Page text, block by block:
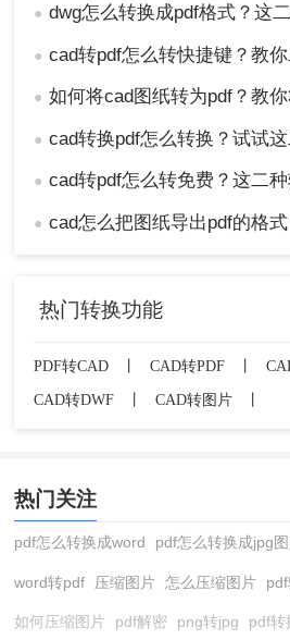
● dwg怎么转换成pdf格式？这
● cad转pdf怎么转快捷键？教你二种
● 如何将cad图纸转为pdf？教你
● cad转换pdf怎么转换？试试这
● cad转pdf怎么转免费？这二种转
● cad怎么把图纸导出pdf的格式？选择
热门转换功能
PDF转CAD 丨 CAD转PDF 丨
CAD转DWF
丨 CAD转图片 丨
热门关注
pdf怎么转换成word pdf怎么转换成jpg
word转pdf 压缩图片 怎么压缩图片
如何压缩图片 pdf解密 png转jpg pdf转